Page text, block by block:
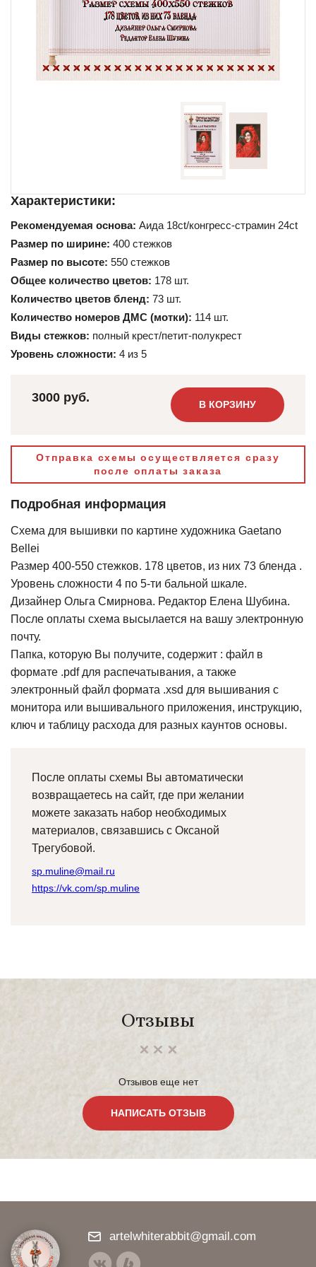
Характеристики:
Рекомендуемая основа: Аида 18ct/конгресс-страмин 24ct
Размер по ширине: 400 стежков
Размер по высоте: 550 стежков
Общее количество цветов: 178 шт.
Количество цветов бленд: 73 шт.
Количество номеров ДМС (мотки): 114 шт.
Виды стежков: полный крест/петит-полукрест
Уровень сложности: 4 из 5
3000 руб. В КОРЗИНУ
Отправка схемы осуществляется сразу
после оплаты заказа
Подробная информация
Схема для вышивки по картине художника Gaetano
Bellei
Размер 400-550 стежков. 178 цветов, из них 73 бленда .
Уровень сложности 4 по 5-ти бальной шкале.
Дизайнер Ольга Смирнова. Редактор Елена Шубина.
После оплаты схема высылается на вашу электронную
почту.
Папка, которую Вы получите, содержит : файл в
формате .pdf для распечатывания, а также
электронный файл формата .xsd для вышивания с
монитора или вышивального приложения, инструкцию,
ключ и таблицу расхода для разных каунтов основы.
После оплаты схемы Вы автоматически
возвращаетесь на сайт, где при желании
можете заказать набор необходимых
материалов, связавшись с Оксаной
Трегубовой.
sp.muline@mail.ru
https://vk.com/sp.muline
Отзывы
Отзывов еще нет
НАПИСАТЬ ОТЗЫВ
artelwhiterabbit@gmail.com